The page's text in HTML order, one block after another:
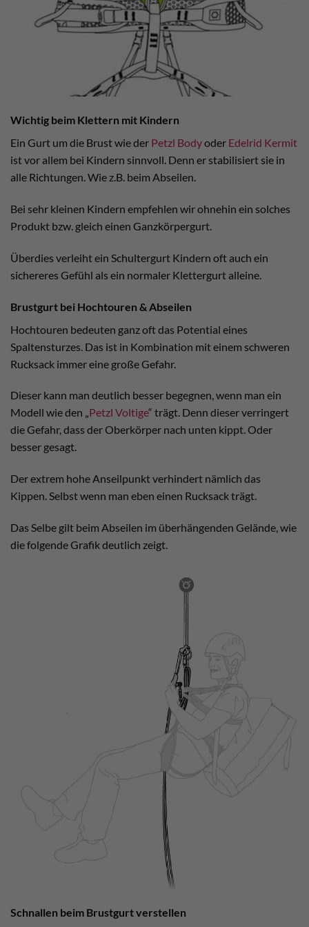
Wichtig beim Klettern mit Kindern
Ein Gurt um die Brust wie der Petzl Bodyoder Edelrid Kermit
ist vor allem bei Kindern sinnvoll. Denn er stabilisiert sie in
alle Richtungen. Wie z.B. beim Abseilen.
Bei sehr kleinen Kindern empfehlen wir ohnehin ein solches
Produkt bzw. gleich einen Ganzkörpergurt.
Überdies verleiht ein Schultergurt Kindern oft auch ein
sichereres Gefühl als ein normaler Klettergurt alleine.
Brustgurt bei Hochtouren & Abseilen
Hochtouren bedeuten ganz oft das Potential eines
Spaltensturzes. Das ist in Kombination mit einem schweren
Rucksack immer eine große Gefahr.
Dieser kann man deutlich besser begegnen, wenn man ein
Modell wie den „Petzl Voltige“ trägt. Denn dieser verringert
die Gefahr, dass der Oberkörper nach unten kippt. Oder
besser gesagt.
Der extrem hohe Anseilpunkt verhindert nämlich das
Kippen. Selbst wenn man eben einen Rucksack trägt.
Das Selbe gilt beim Abseilen im überhängenden Gelände, wie
die folgende Grafik deutlich zeigt.
Schnallen beim Brustgurt verstellen